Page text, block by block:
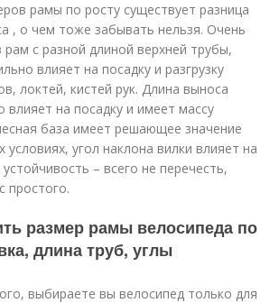
рамы по росту существует разница
, о чем тоже забывать нельзя. Очень
с разной длиной верхней трубы,
влияет на посадку и разгрузку
локтей, кистей рук. Длина выноса
влияет на посадку и имеет массу
база имеет решающее значение
условиях, угол наклона вилки влияет на
– всего не перечесть,
простого.
размер рамы велосипеда по
длина труб, углы
выбираете вы велосипед только для